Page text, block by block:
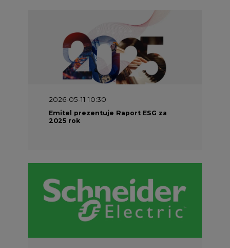
2026-05-11 10:30
Emitel prezentuje Raport ESG za
2025 rok